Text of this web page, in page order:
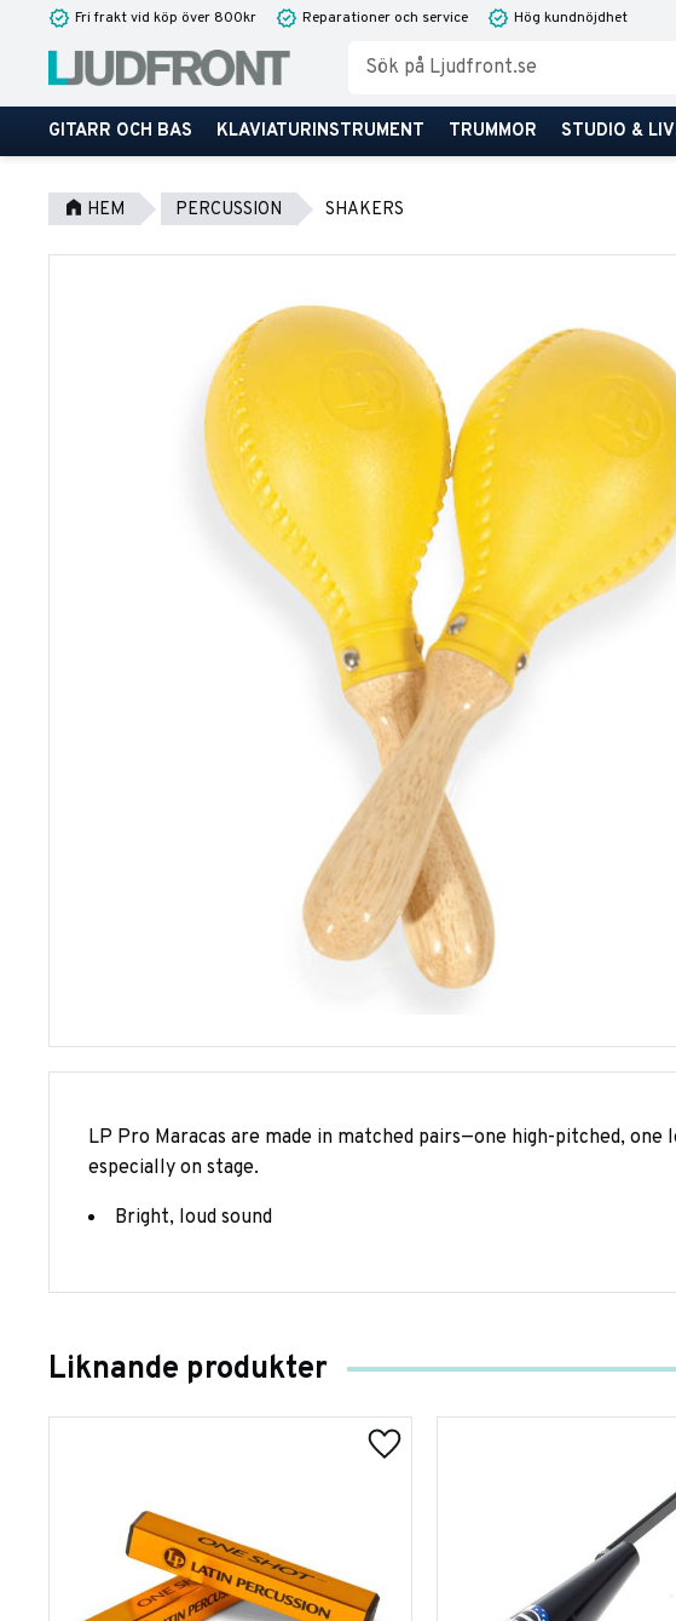
Fri frakt vid köp över 800kr Reparationer och service Hög kundnöjdhet
GITARR OCH BAS KLAVIATURINSTRUMENT TRUMMOR STUDIO &
HEM PERCUSSION SHAKERS
LP Pro Maracas are made in matched pairs—one high-pitched,
especially on stage.
Bright, loud sound
Liknande produkter